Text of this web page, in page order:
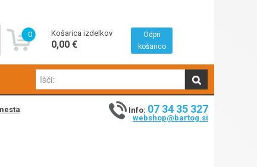
0 Košarica izdelkov
0,00 €
Odpri
košarico
Info: 07 34 35 327
webshop@bartog.si